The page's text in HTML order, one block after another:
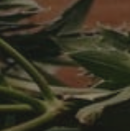
Hit enter to search